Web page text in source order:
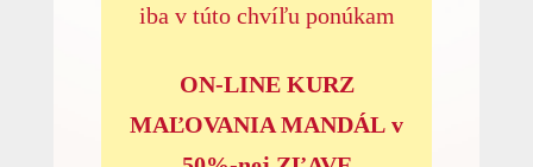
iba v túto chvíľu ponúkam
ON-LINE KURZ
MAĽOVANIA MANDÁL v